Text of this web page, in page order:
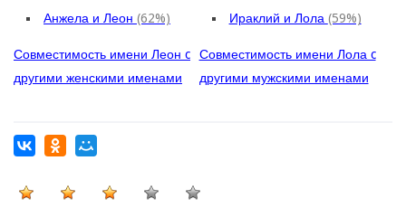
Анжела и Леон (62%)
Совместимость имени Леон c
другими женскими именами
Ираклий и Лола (59%)
Совместимость имени Лола c
другими мужскими именами